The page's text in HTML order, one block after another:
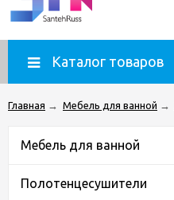
Каталог товаров
Главная → Мебель для ванной →
Мебель для ванной
Полотенцесушители